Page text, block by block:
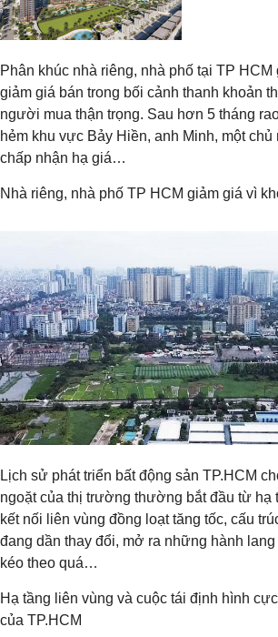
Phân khúc nhà riêng, nhà phố tại TP
giảm giá bán trong bối cảnh thanh khoản
người mua thận trọng. Sau hơn 5 tháng
hẻm khu vực Bảy Hiền, anh Minh, một chủ
chấp nhận hạ giá…
Nhà riêng, nhà phố TP HCM giảm giá vì
Lịch sử phát triển bất động sản TP.HCM
ngoặt của thị trường thường bắt đầu từ hạ
kết nối liên vùng đồng loạt tăng tốc, cấu
đang dần thay đổi, mở ra những hành
kéo theo quá…
Hạ tầng liên vùng và cuộc tái định hình
của TP.HCM